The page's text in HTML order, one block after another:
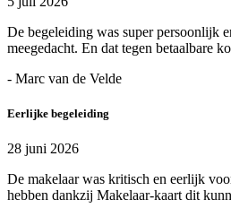
De begeleiding was super persoonlijk
meegedacht. En dat tegen betaalbare
- Marc van de Velde
Eerlijke begeleiding
28 juni 2026
De makelaar was kritisch en eerlijk
hebben dankzij Makelaar-kaart dit